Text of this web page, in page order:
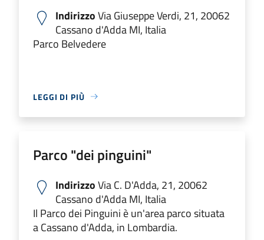
IndirizzoVia Giuseppe Verdi, 21, 20062
Cassano d'Adda MI, Italia
Parco Belvedere
LEGGI DI PIÙ
Parco "dei pinguini"
IndirizzoVia C. D'Adda, 21, 20062
Cassano d'Adda MI, Italia
Il Parco dei Pinguini è un'area parco situata
a Cassano d'Adda, in Lombardia.